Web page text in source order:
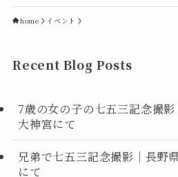
home イベント
Recent Blog Posts
7歳の女の子の七五三記念撮
大神宮にて
兄弟で七五三記念撮影｜長野
にて